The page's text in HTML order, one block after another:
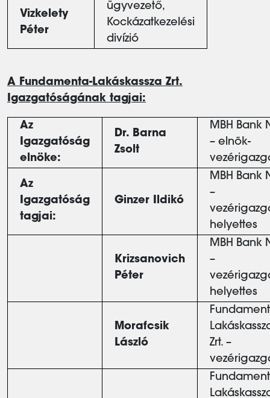
Vizkelety
Péter
ügyvezető,
Kockázatkezelési
divízió
A Fundamenta-Lakáskassza Zrt.
Igazgatóságának tagjai:
Az
Igazgatóság
elnöke:
Dr. Barna
Zsolt
MBH Bank
– elnök-
Az
Igazgatóság
tagjai:
Ginzer Ildikó
MBH Bank
–
helyettes
Krizsanovich
Péter
MBH Bank
–
helyettes
Morafcsik
László
Zrt. –